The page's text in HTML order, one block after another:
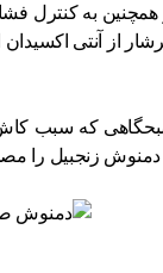
به کنترل
از آنتی
که سبب کاش
دمنوش زنجبیل را